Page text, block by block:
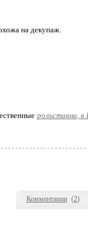
Комментарии (2)
на декупаж.
рольставни,